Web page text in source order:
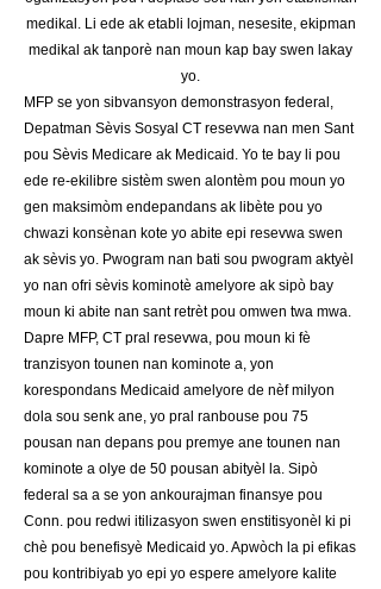
medikal. Li ede ak etabli lojman, nesesite, ekipman
medikal ak tanporè nan moun kap bay swen lakay
yo.
​MFP se yon sibvansyon demonstrasyon federal,
Depatman Sèvis Sosyal CT resevwa nan men Sant
pou Sèvis Medicare ak Medicaid. Yo te bay li pou
ede re-ekilibre sistèm swen alontèm pou moun yo
gen maksimòm endepandans ak libète pou yo
chwazi konsènan kote yo abite epi resevwa swen
ak sèvis yo. Pwogram nan bati sou pwogram aktyèl
yo nan ofri sèvis kominotè amelyore ak sipò bay
moun ki abite nan sant retrèt pou omwen twa mwa.
Dapre MFP, CT pral resevwa, pou moun ki fè
tranzisyon tounen nan kominote a, yon
korespondans Medicaid amelyore de nèf milyon
dola sou senk ane, yo pral ranbouse pou 75
pousan nan depans pou premye ane tounen nan
kominote a olye de 50 pousan abityèl la. Sipò
federal sa a se yon ankourajman finansye pou
Conn. pou redwi itilizasyon swen enstitisyonèl ki pi
chè pou benefisyè Medicaid yo. Apwòch la pi efikas
pou kontribiyab yo epi yo espere amelyore kalite